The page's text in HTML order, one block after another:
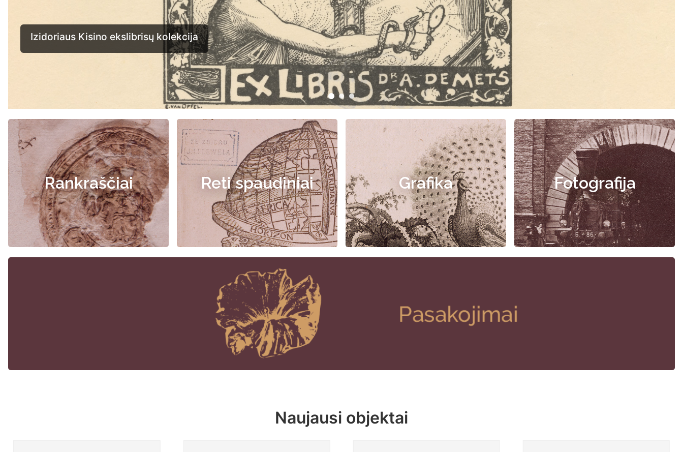
Rankraščiai Reti spaudiniai Grafika Fotografija
Naujausi objektai